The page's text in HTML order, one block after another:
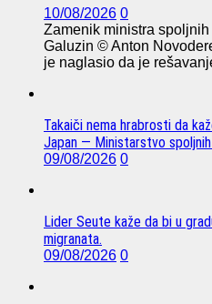
10/08/2026 0
Zamenik ministra
Galuzin © Anton
je naglasio da je
Takaiči nema hrabrosti da
Japan — Ministarstvo
09/08/2026 0
Lider Seute kaže da bi u
migranata.
09/08/2026 0